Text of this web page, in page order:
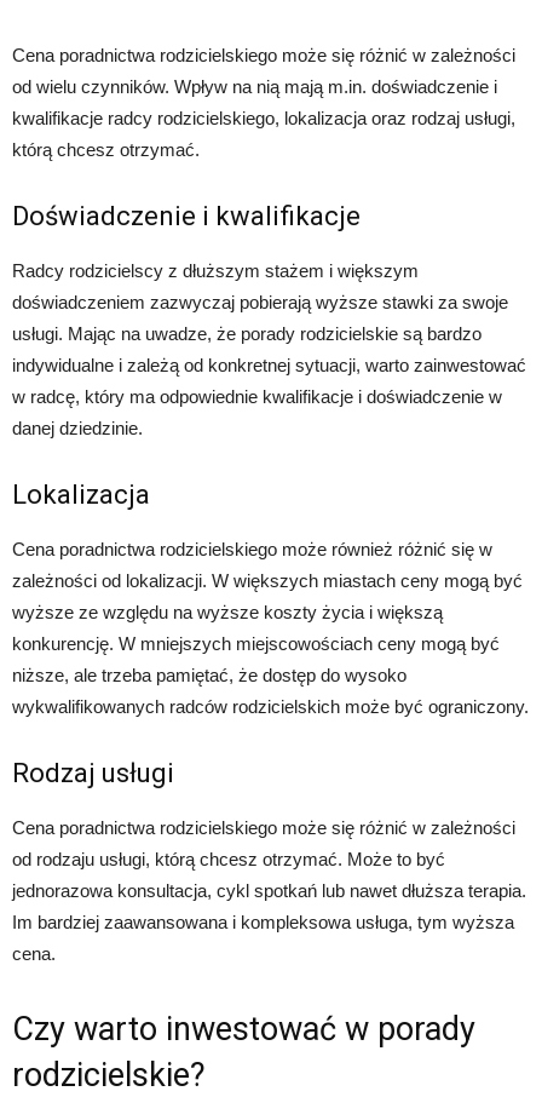
Cena poradnictwa rodzicielskiego może się różnić w zależności
od wielu czynników. Wpływ na nią mają m.in. doświadczenie i
kwalifikacje radcy rodzicielskiego, lokalizacja oraz rodzaj usługi,
którą chcesz otrzymać.
Doświadczenie i kwalifikacje
Radcy rodzicielscy z dłuższym stażem i większym
doświadczeniem zazwyczaj pobierają wyższe stawki za swoje
usługi. Mając na uwadze, że porady rodzicielskie są bardzo
indywidualne i zależą od konkretnej sytuacji, warto zainwestować
w radcę, który ma odpowiednie kwalifikacje i doświadczenie w
danej dziedzinie.
Lokalizacja
Cena poradnictwa rodzicielskiego może również różnić się w
zależności od lokalizacji. W większych miastach ceny mogą być
wyższe ze względu na wyższe koszty życia i większą
konkurencję. W mniejszych miejscowościach ceny mogą być
niższe, ale trzeba pamiętać, że dostęp do wysoko
wykwalifikowanych radców rodzicielskich może być ograniczony.
Rodzaj usługi
Cena poradnictwa rodzicielskiego może się różnić w zależności
od rodzaju usługi, którą chcesz otrzymać. Może to być
jednorazowa konsultacja, cykl spotkań lub nawet dłuższa terapia.
Im bardziej zaawansowana i kompleksowa usługa, tym wyższa
cena.
Czy warto inwestować w porady
rodzicielskie?